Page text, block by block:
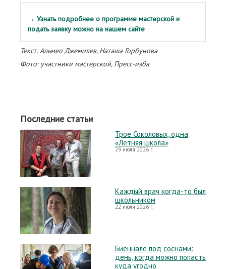
→ Узнать подробнее о программе мастерской и
подать заявку можно на нашем сайте
Текст: Альмео Джемилев, Наташа Горбунова
Фото: участники мастерской, Пресс-изба
Последние статьи
Трое Соколовых, одна
«Летняя школа»
29 июля 2026 г.
Каждый врач когда-то был
школьником
22 июля 2026 г.
Биеннале под соснами:
день, когда можно попасть
куда угодно